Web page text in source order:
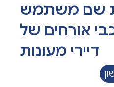
שם משתמש
אורחים של
דיירי מעונות